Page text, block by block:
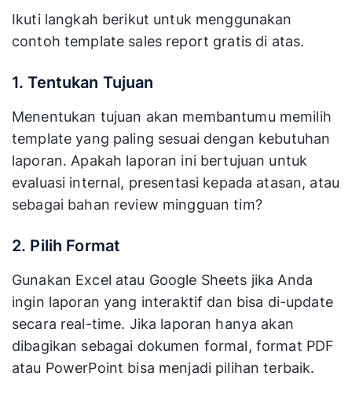
Ikuti langkah berikut untuk menggunakan
contoh template sales report gratis di atas.
1. Tentukan Tujuan
Menentukan tujuan akan membantumu memilih
template yang paling sesuai dengan kebutuhan
laporan. Apakah laporan ini bertujuan untuk
evaluasi internal, presentasi kepada atasan, atau
sebagai bahan review mingguan tim?
2. Pilih Format
Gunakan Excel atau Google Sheets jika Anda
ingin laporan yang interaktif dan bisa di-update
secara real-time. Jika laporan hanya akan
dibagikan sebagai dokumen formal, format PDF
atau PowerPoint bisa menjadi pilihan terbaik.